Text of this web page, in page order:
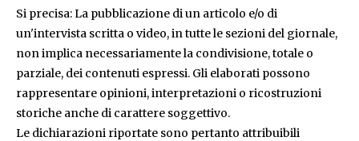
Si precisa: La pubblicazione di un articolo e/o di
un'intervista scritta o video, in tutte le sezioni del giornale,
non implica necessariamente la condivisione, totale o
parziale, dei contenuti espressi. Gli elaborati possono
rappresentare opinioni, interpretazioni o ricostruzioni
storiche anche di carattere soggettivo.
Le dichiarazioni riportate sono pertanto attribuibili